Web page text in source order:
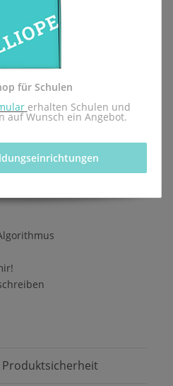
die Einführung des
pädagogischen
Pfalz.
schule.de, insbesondere
Markus, Michèle Keller-
Diewald, Christian Heinz,
für Schulen
erhalten Schulen und
auf Wunsch ein Angebot.